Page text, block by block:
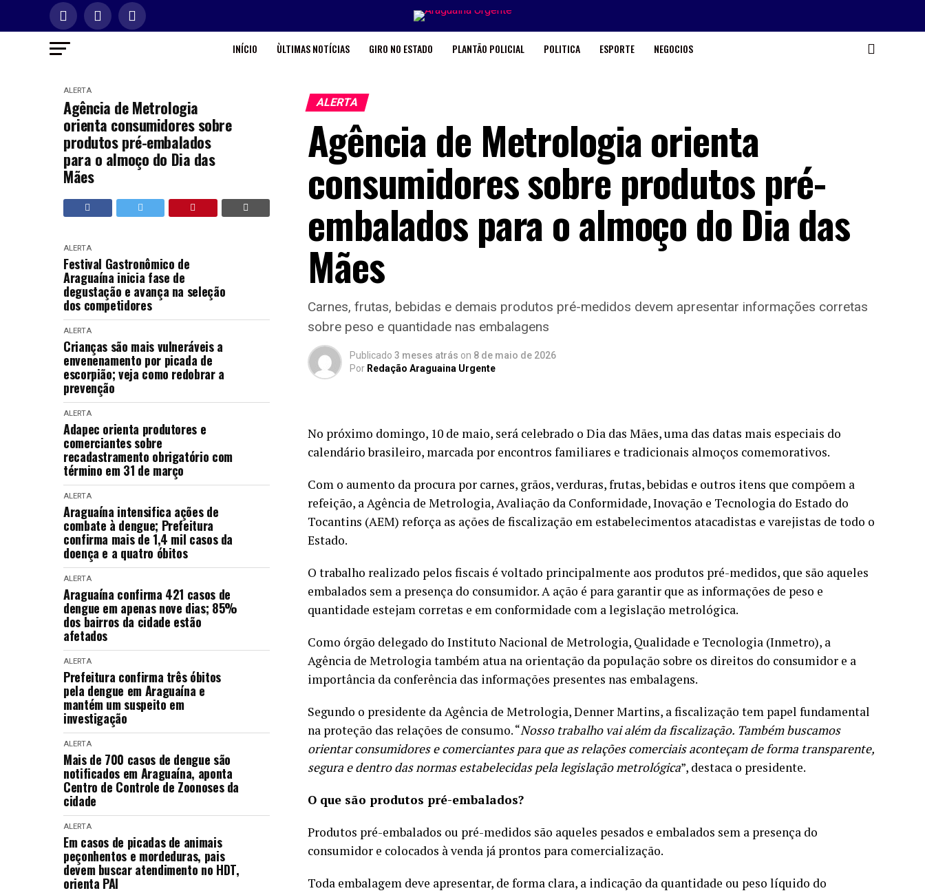
INÍCIO ÙLTIMAS NOTÍCIAS GIRO NO ESTADO PLANTÃO POLICIAL POLITICA ESPORTE NEGOCIOS
ALERTA
Agência de Metrologia
orienta consumidores sobre
produtos pré-embalados
para o almoço do Dia das
Mães
ALERTA
Festival Gastronômico de
Araguaína inicia fase de
degustação e avança na seleção
dos competidores
ALERTA
Crianças são mais vulneráveis a
envenenamento por picada de
escorpião; veja como redobrar a
prevenção
ALERTA
Adapec orienta produtores e
comerciantes sobre
recadastramento obrigatório com
término em 31 de março
ALERTA
Araguaína intensifica ações de
combate à dengue; Prefeitura
confirma mais de 1,4 mil casos da
doença e a quatro óbitos
ALERTA
Araguaína confirma 421 casos de
dengue em apenas nove dias; 85%
dos bairros da cidade estão
afetados
ALERTA
Prefeitura confirma três óbitos
pela dengue em Araguaína e
mantém um suspeito em
investigação
ALERTA
Mais de 700 casos de dengue são
notificados em Araguaína, aponta
Centro de Controle de Zoonoses da
cidade
ALERTA
Em casos de picadas de animais
peçonhentos e mordeduras, pais
devem buscar atendimento no HDT,
orienta PAI
ALERTA
Agência de Metrologia orienta
consumidores sobre produtos pré-
embalados para o almoço do Dia das
Mães
Carnes, frutas, bebidas e demais produtos pré-medidos devem apresentar informações corretas
sobre peso e quantidade nas embalagens
Publicado 3 meses atrás on 8 de maio de 2026
Por Redação Araguaina Urgente
No próximo domingo, 10 de maio, será celebrado o Dia das Mães, uma das datas mais especiais do
calendário brasileiro, marcada por encontros familiares e tradicionais almoços comemorativos.
Com o aumento da procura por carnes, grãos, verduras, frutas, bebidas e outros itens que compõem a
refeição, a Agência de Metrologia, Avaliação da Conformidade, Inovação e Tecnologia do Estado do
Tocantins (AEM) reforça as ações de fiscalização em estabelecimentos atacadistas e varejistas de todo o
Estado.
O trabalho realizado pelos fiscais é voltado principalmente aos produtos pré-medidos, que são aqueles
embalados sem a presença do consumidor. A ação é para garantir que as informações de peso e
quantidade estejam corretas e em conformidade com a legislação metrológica.
Como órgão delegado do Instituto Nacional de Metrologia, Qualidade e Tecnologia (Inmetro), a
Agência de Metrologia também atua na orientação da população sobre os direitos do consumidor e a
importância da conferência das informações presentes nas embalagens.
Segundo o presidente da Agência de Metrologia, Denner Martins, a fiscalização tem papel fundamental
na proteção das relações de consumo. “Nosso trabalho vai além da fiscalização. Também buscamos
orientar consumidores e comerciantes para que as relações comerciais aconteçam de forma transparente,
segura e dentro das normas estabelecidas pela legislação metrológica”, destaca o presidente.
O que são produtos pré-embalados?
Produtos pré-embalados ou pré-medidos são aqueles pesados e embalados sem a presença do
consumidor e colocados à venda já prontos para comercialização.
Toda embalagem deve apresentar, de forma clara, a indicação da quantidade ou peso líquido do